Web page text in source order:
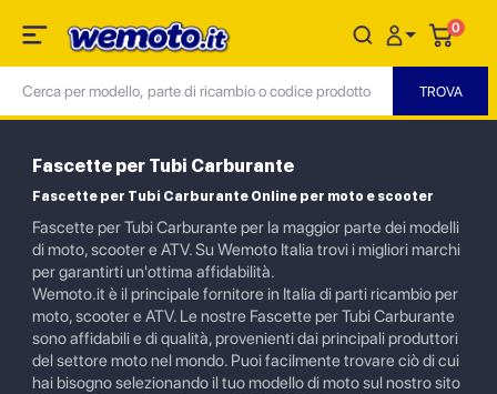
0
Fascette per Tubi Carburante
Fascette per Tubi Carburante Online per moto e scooter
Fascette per Tubi Carburante per la maggior parte dei modelli
di moto, scooter e ATV. Su Wemoto Italia trovi i migliori marchi
per garantirti un'ottima affidabilità.
Wemoto.it è il principale fornitore in Italia di parti ricambio per
moto, scooter e ATV. Le nostre Fascette per Tubi Carburante
sono affidabili e di qualità, provenienti dai principali produttori
del settore moto nel mondo. Puoi facilmente trovare ciò di cui
hai bisogno selezionando il tuo modello di moto sul nostro sito